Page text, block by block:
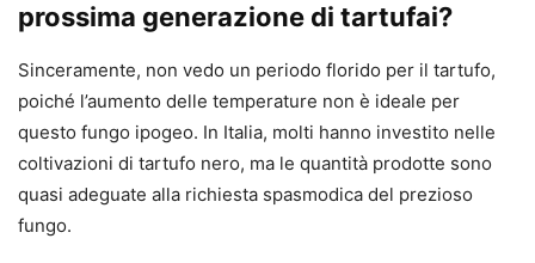
prossima generazione di tartufai?
Sinceramente, non vedo un periodo florido per il tartufo,
poiché l’aumento delle temperature non è ideale per
questo fungo ipogeo. In Italia, molti hanno investito nelle
coltivazioni di tartufo nero, ma le quantità prodotte sono
quasi adeguate alla richiesta spasmodica del prezioso
fungo.